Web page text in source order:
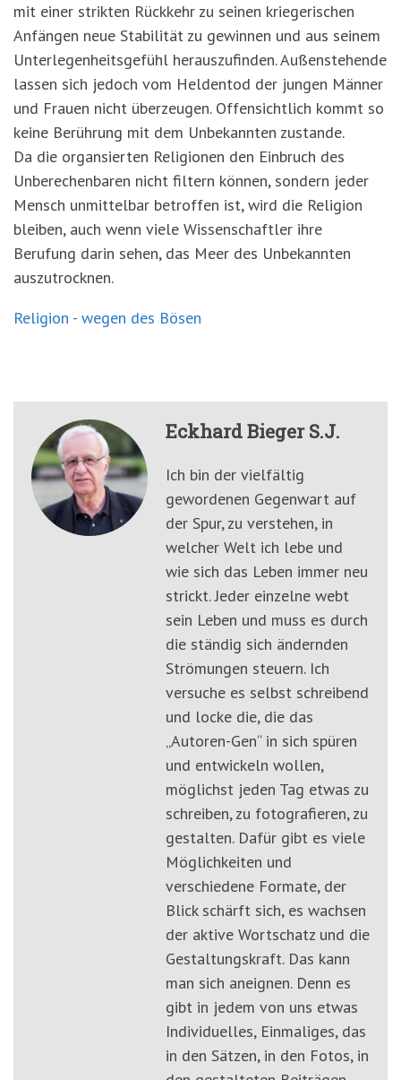
mit einer strikten Rückkehr zu seinen kriegerischen
Anfängen neue Stabilität zu gewinnen und aus seinem
Unterlegenheitsgefühl herauszufinden. Außenstehende
lassen sich jedoch vom Heldentod der jungen Männer
und Frauen nicht überzeugen. Offensichtlich kommt so
keine Berührung mit dem Unbekannten zustande.
Da die organsierten Religionen den Einbruch des
Unberechenbaren nicht filtern können, sondern jeder
Mensch unmittelbar betroffen ist, wird die Religion
bleiben, auch wenn viele Wissenschaftler ihre
Berufung darin sehen, das Meer des Unbekannten
auszutrocknen.
Religion - wegen des Bösen
Eckhard Bieger S.J.
Ich bin der vielfältig
gewordenen Gegenwart auf
der Spur, zu verstehen, in
welcher Welt ich lebe und
wie sich das Leben immer neu
strickt. Jeder einzelne webt
sein Leben und muss es durch
die ständig sich ändernden
Strömungen steuern. Ich
versuche es selbst schreibend
und locke die, die das
„Autoren-Gen“ in sich spüren
und entwickeln wollen,
möglichst jeden Tag etwas zu
schreiben, zu fotografieren, zu
gestalten. Dafür gibt es viele
Möglichkeiten und
verschiedene Formate, der
Blick schärft sich, es wachsen
der aktive Wortschatz und die
Gestaltungskraft. Das kann
man sich aneignen. Denn es
gibt in jedem von uns etwas
Individuelles, Einmaliges, das
in den Sätzen, in den Fotos, in